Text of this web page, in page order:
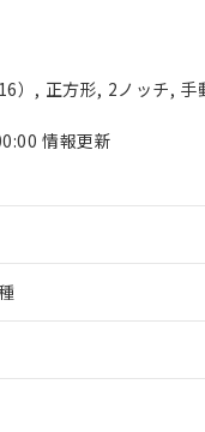
）, 正方形, 2ノッチ,
情報更新